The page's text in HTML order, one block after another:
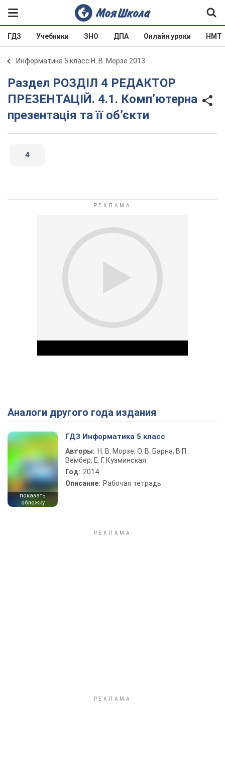
ГДЗ Учебники ЗНО ДПА Онлайн уроки НМТ
Информатика 5 класс Н. В. Морзе 2013
Раздел РОЗДІЛ 4 РЕДАКТОР
ПРЕЗЕНТАЦІЙ. 4.1. Комп’ютерна
презентація та її об’єкти
4
Play Video
Аналоги другого года издания
показать
обложку
ГДЗ Информатика 5 класс
Авторы: Н. В. Морзе, О. В. Барна, В.П.
Вембер, Е. Г. Кузминская
Год: 2014
Описание: Рабочая тетрадь